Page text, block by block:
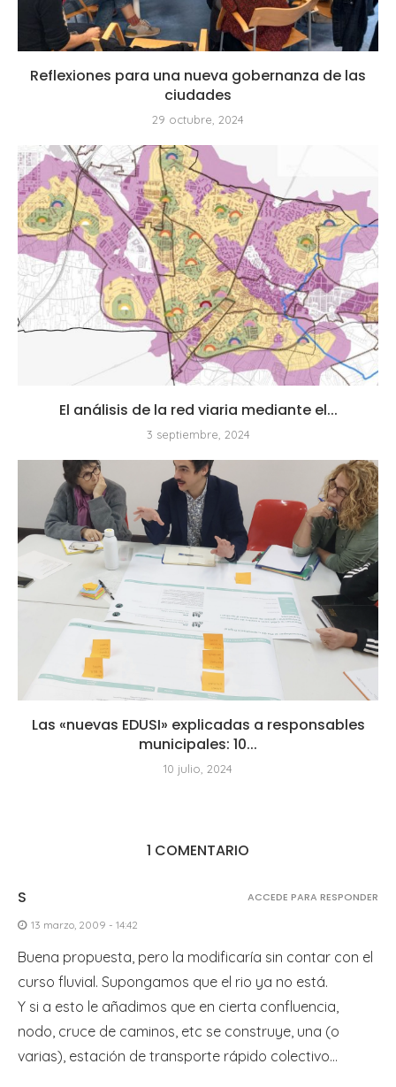
Reflexiones para una nueva gobernanza de las
ciudades
29 octubre, 2024
El análisis de la red viaria mediante el...
3 septiembre, 2024
Las «nuevas EDUSI» explicadas a responsables
municipales: 10...
10 julio, 2024
1 COMENTARIO
S
13 marzo, 2009 - 14:42
Buena propuesta, pero la modificaría sin contar con el
curso fluvial. Supongamos que el rio ya no está.
Y si a esto le añadimos que en cierta confluencia,
nodo, cruce de caminos, etc se construye, una (o
varias), estación de transporte rápido colectivo…
ACCEDE PARA RESPONDER